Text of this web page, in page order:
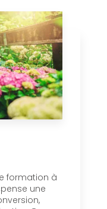
formation à
une